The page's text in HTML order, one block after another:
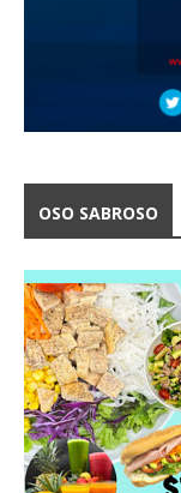
OSO SABROSO